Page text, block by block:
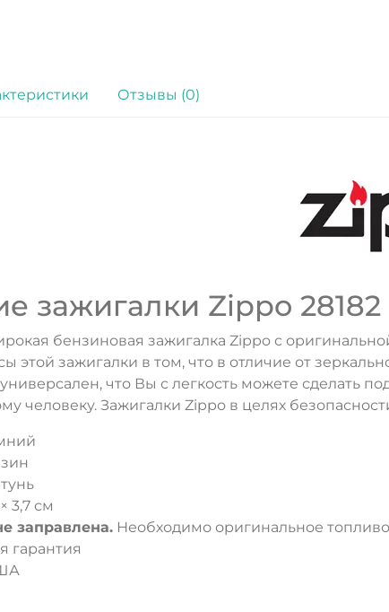
Отзывы (0)
зажигалки Zippo 28182
бензиновая зажигалка Zippo с
этой зажигалки в том, что в отличие от
универсален, что Вы с легкость можете сделать
человеку. Зажигалки Zippo в целях
3,7 см
заправлена. Необходимо оригинальное
гарантия